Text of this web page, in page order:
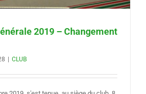
2019 – Changement
CLUB